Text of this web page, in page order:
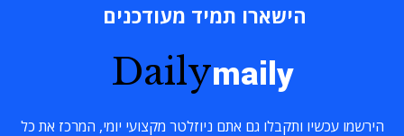
הישארו תמיד מעודכנים
Dailymaily
הירשמו עכשיו ותקבלו גם אתם ניוזלטר מקצועי יומי, המרכז את כל